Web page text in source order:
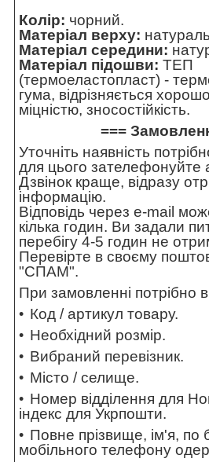
Колір: чорний.
Матеріал верху:
Матеріал середини:
Матеріал підошви: ТЕП
(термоеластопласт) -
гума, відрізняється
міцністю, зносостійкість.
===
Уточніть наявність
для цього зателефонуйте
Дзвінок краще, відразу
інформацію.
Відповідь через e-mail
кілька годин. Ви задали
перебігу 4-5 годин не
Перевірте в своєму
"СПАМ".
При замовленні потрібно
Код / артикул товару.
Необхідний розмір.
Вибраний перевізник.
Місто / селище.
Номер відділення для
індекс для Укрпошти.
Повне прізвище, ім'я, по
мобільного телефону